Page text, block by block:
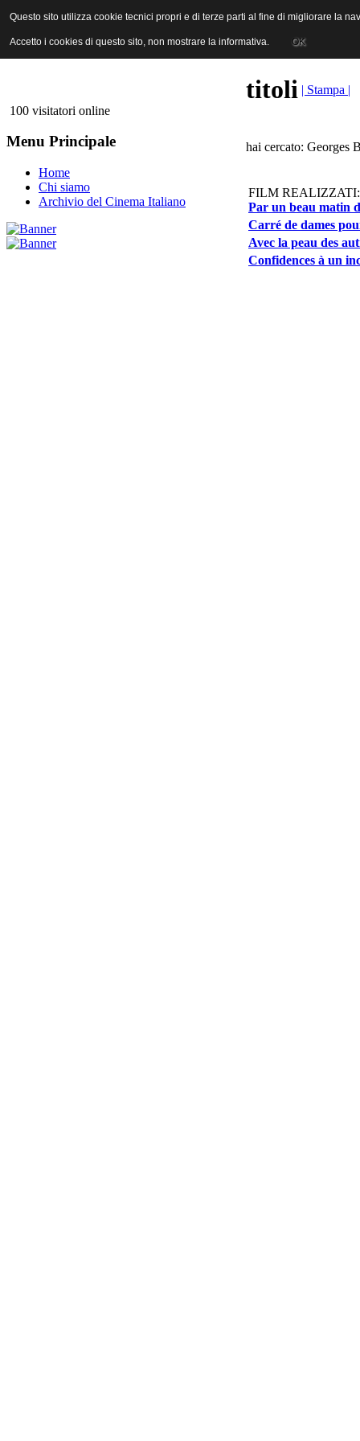
ANICA | Associazione Nazionale Industrie Cinematografiche
100 visitatori online
Menu Principale
Home
Chi siamo
Archivio del Cinema Italiano
titoli | Stampa |
hai cercato: Georges
FILM REALIZZATI:
Par un beau matin
Carré de dames
Avec la peau des
Confidences à un
Questo sito utilizza cookie tecnici propri e di terze parti al fine di migliorare la
Accetto i cookies di questo sito, non mostrare la informativa. OK
Questo sito utilizza cookie tecnici propri e di terze parti al fine di migliorare la
Accetto i cookies di questo sito, non mostrare la informativa. OK